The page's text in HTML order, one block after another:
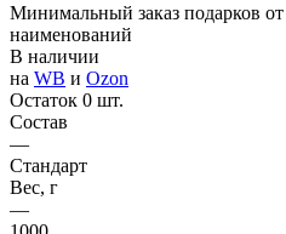
Минимальный заказ подарков
наименований
В наличии
на WB и Ozon
Остаток 0 шт.
Состав
—
Стандарт
Вес, г
—